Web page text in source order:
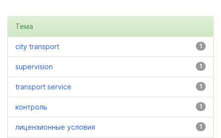
Тема
1
city transport
1
supervision
1
transport service
1
контроль
1
лицензионные условия